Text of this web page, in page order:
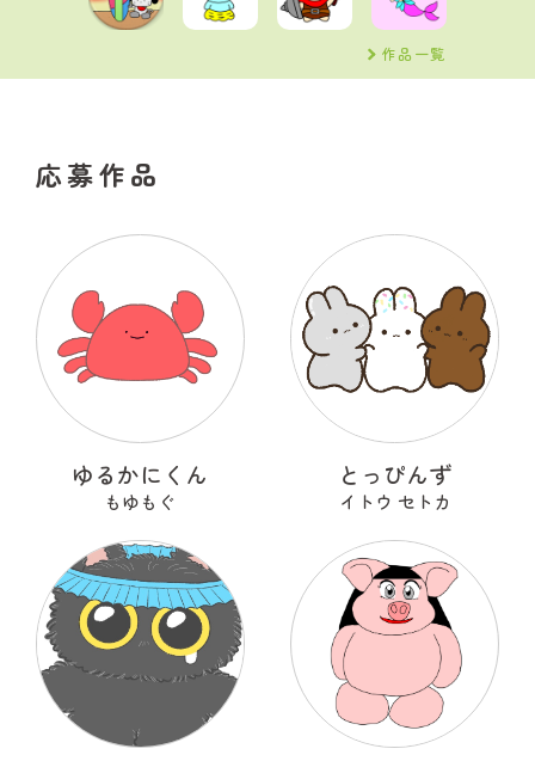
作品一覧
応募作品
ゆるかにくん
もゆもぐ
とっぴんず
イトウ セトカ